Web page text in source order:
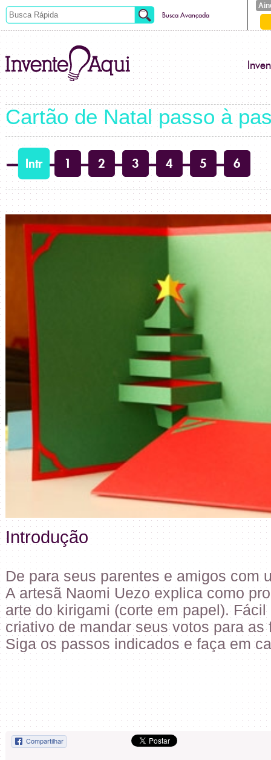
Busca Avançada
Cartão de Natal passo à
Intr 1 2 3 4 5 6
Introdução
De para seus parentes e amigos com
A artesã Naomi Uezo explica como
arte do kirigami (corte em papel).
criativo de mandar seus votos para as
Siga os passos indicados e faça em
Compartilhar